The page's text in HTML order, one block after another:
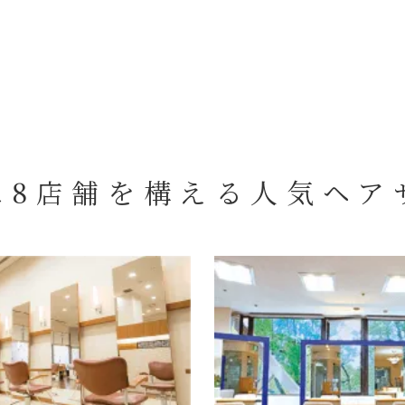
店舗を構える 人気ヘア